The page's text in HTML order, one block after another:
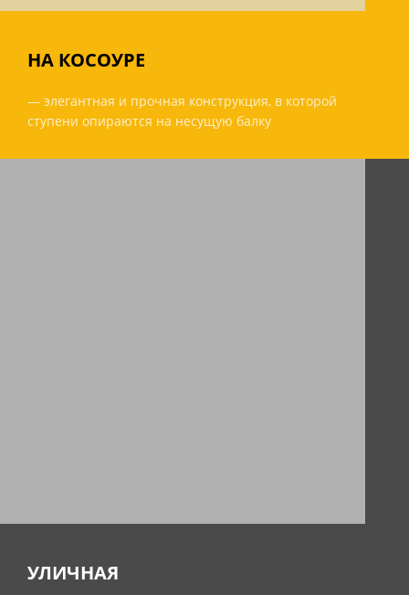
НА КОСОУРЕ
— элегантная и прочная конструкция, в которой
ступени опираются на несущую балку
УЛИЧНАЯ